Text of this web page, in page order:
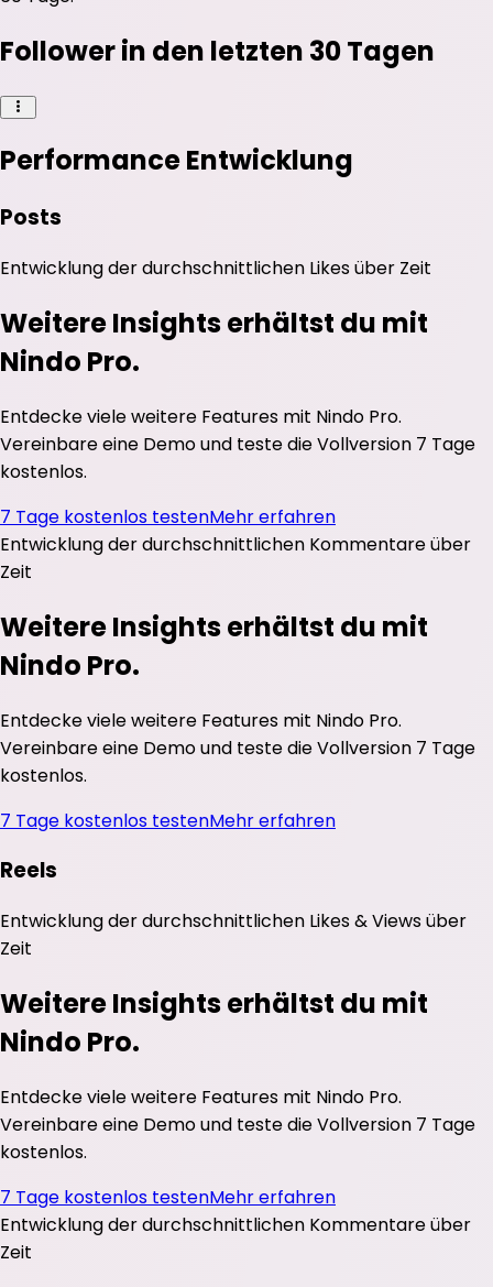
Follower in den letzten 30 Tagen
Performance Entwicklung
Posts
Entwicklung der durchschnittlichen Likesüber Zeit
Weitere Insights erhältst du mit
Nindo Pro.
Entdecke viele weitere Features mit Nindo Pro.
Vereinbare eine Demo und teste die Vollversion 7 Tage
kostenlos.
7 Tage kostenlos testenMehr erfahren
Entwicklung der durchschnittlichen Kommentareüber
Zeit
Weitere Insights erhältst du mit
Nindo Pro.
Entdecke viele weitere Features mit Nindo Pro.
Vereinbare eine Demo und teste die Vollversion 7 Tage
kostenlos.
7 Tage kostenlos testenMehr erfahren
Reels
Entwicklung der durchschnittlichen Likes&Viewsüber
Zeit
Weitere Insights erhältst du mit
Nindo Pro.
Entdecke viele weitere Features mit Nindo Pro.
Vereinbare eine Demo und teste die Vollversion 7 Tage
kostenlos.
7 Tage kostenlos testenMehr erfahren
Entwicklung der durchschnittlichen Kommentareüber
Zeit